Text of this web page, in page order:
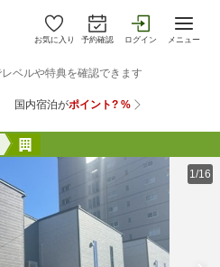
お気に入り 予約確認 ログイン メニュー
1/16